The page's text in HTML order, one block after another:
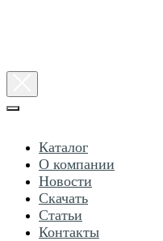
Консультация
Каталог
О компании
Новости
Скачать
Статьи
Контакты